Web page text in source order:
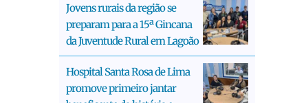
Jovens rurais da região se
preparam para a 15ª Gincana
da Juventude Rural em Lagoão
Hospital Santa Rosa de Lima
promove primeiro jantar